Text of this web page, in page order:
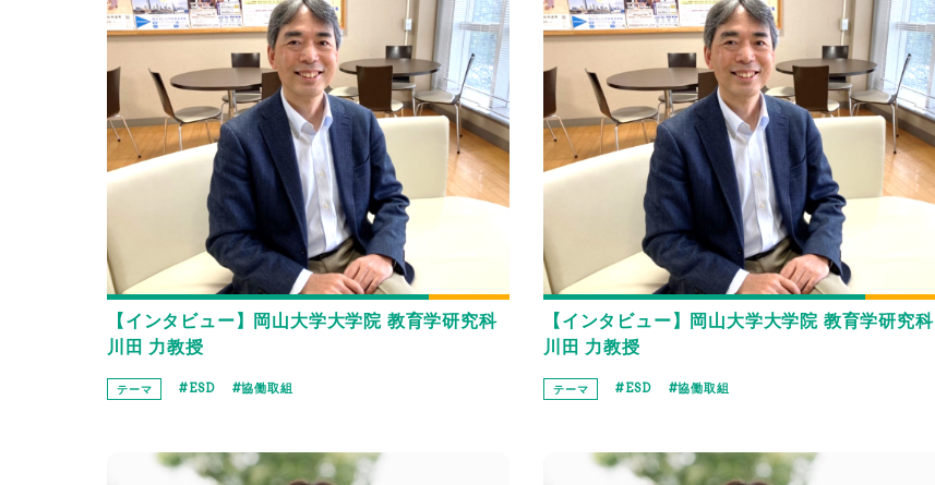
【インタビュー】岡山大学大学院 教育学研究科
川田 力教授
テーマ ESD 協働取組
【インタビュー】岡山大学大学院 教育学研究科
川田 力教授
テーマ ESD 協働取組